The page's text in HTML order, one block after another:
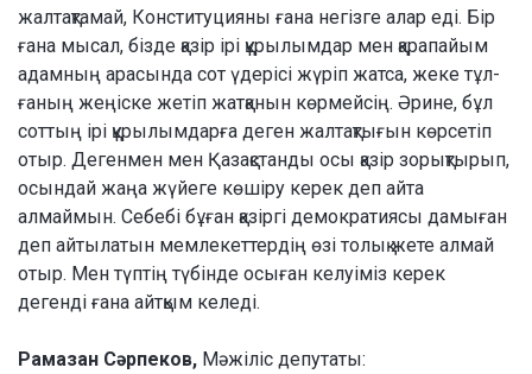
жалтақтамай, Конституцияны ғана не­гіз­ге алар еді. Бір
ғана мысал, бізде қазір ірі құрылымдар мен қарапайым
адамның ара­сында сот үдерісі жүріп жатса, жеке тұл­
ғаның жеңіске жетіп жатқанын көр­мей­сің. Әрине, бұл
соттың ірі құры­лым­дарға де­ген жалтақтығын көрсетіп
отыр. Деген­мен мен Қазақстанды осы қа­зір зорық­ты­рып,
осындай жаңа жүйеге кө­шіру керек деп айта
алмаймын. Себебі бұ­ған қазіргі демократиясы дамыған
деп айты­латын мемлекеттердің өзі толық жете ал­май
отыр. Мен түптің түбінде осыған келуі­міз керек
дегенді ғана айтқым келеді.
Рамазан Сәрпеков, Мәжіліс депутаты: